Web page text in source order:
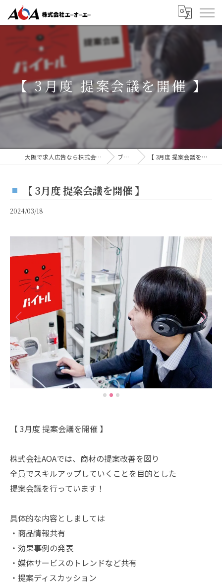
【 3月度 提案会議を開催 】
大阪で求人広告なら株式会社AOA ブログ 【 3月度 提案会議を開催 】
【 3月度 提案会議を開催 】
2024/03/18
【 3月度 提案会議を開催 】
株式会社AOAでは、商材の提案改善を図り
全員でスキルアップしていくことを目的とした
提案会議を行っています！
具体的な内容としましては
・商品情報共有
・効果事例の発表
・媒体サービスのトレンドなど共有
・提案ディスカッション